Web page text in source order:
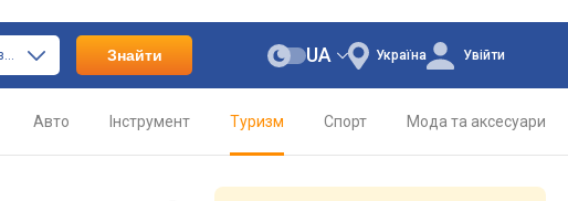
тільки пнб та тепловізори Знайти Україна
UA Увійти
Авто Інструмент Туризм Спорт Мода та аксесуари